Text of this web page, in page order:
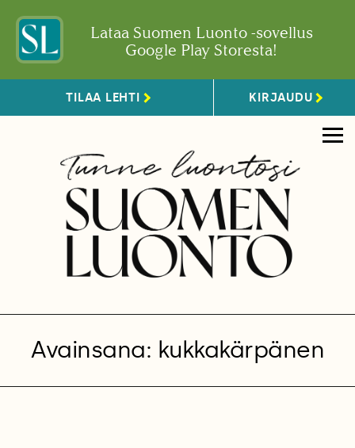
Lataa Suomen Luonto -sovellus
Google Play Storesta!
TILAA LEHTI KIRJAUDU
Avainsana: kukkakärpänen